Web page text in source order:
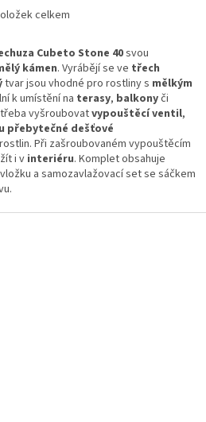
O
l
á
d
a
c
í
p
r
v
v
celkem
Cubeto Stone 40svou
kámen. Vyrábějí se ve třech
tvar jsou vhodné pro rostliny s mělkým
k umístění na terasy, balkonyči
vyšroubovatvypouštěcí ventil,
přebytečné dešťové
Při zašroubovaném vypouštěcím
i v interiéru. Komplet obsahuje
a samozavlažovací set se sáčkem